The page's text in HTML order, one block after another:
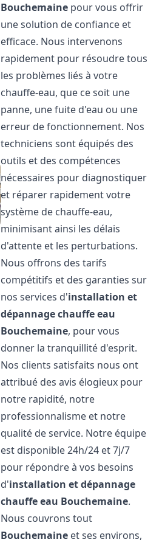
Bouchemaine pour vous offrir
une solution de confiance et
efficace. Nous intervenons
rapidement pour résoudre tous
les problèmes liés à votre
chauffe-eau, que ce soit une
panne, une fuite d'eau ou une
erreur de fonctionnement. Nos
techniciens sont équipés des
outils et des compétences
nécessaires pour diagnostiquer
et réparer rapidement votre
système de chauffe-eau,
minimisant ainsi les délais
d'attente et les perturbations.
Nous offrons des tarifs
compétitifs et des garanties sur
nos services d'installation et
dépannage chauffe eau
Bouchemaine, pour vous
donner la tranquillité d'esprit.
Nos clients satisfaits nous ont
attribué des avis élogieux pour
notre rapidité, notre
professionnalisme et notre
qualité de service. Notre équipe
est disponible 24h/24 et 7j/7
pour répondre à vos besoins
d'installation et dépannage
chauffe eau Bouchemaine.
Nous couvrons tout
Bouchemaine et ses environs,